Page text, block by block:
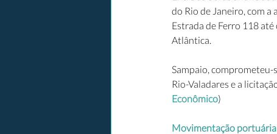
do Rio de Janeiro, com a
Estrada de Ferro 118
Atlântica.
Sampaio, comprometeu-
Rio-Valadares e a
Econômico)
Movimentação